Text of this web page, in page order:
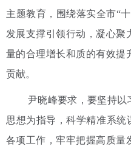
主题教育，围绕落实全市“
发展支撑引领行动，凝心聚
量的合理增长和质的有效提
贡献。
尹晓峰要求，要坚持以
思想为指导，科学精准系统
各项工作，牢牢把握高质量